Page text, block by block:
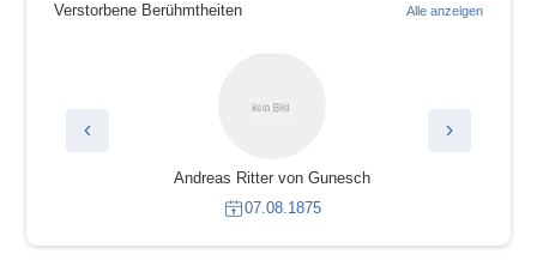
Verstorbene Berühmtheiten Alle anzeigen
Andreas Ritter von Gunesch
07.08.1875